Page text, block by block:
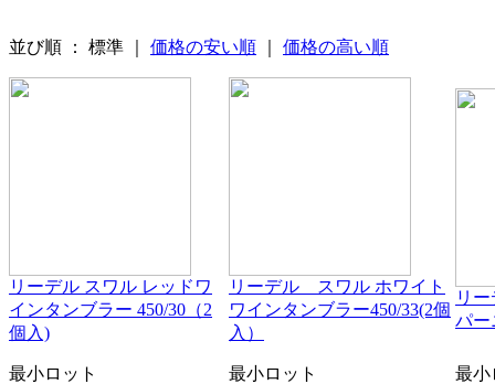
並び順 ： 標準 ｜ 価格の安い順 価格の高い順
リーデル スワル レッドワ
インタンブラー 450/30（2
個入)
リーデル スワル ホワイト
ワインタンブラー450/33(2個
入）
リ
パ
最小ロット
最小ロット
最小